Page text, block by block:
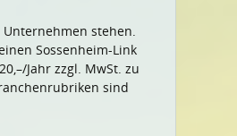
stehen.
einen Sossenheim-Link
Jahr zzgl. MwSt. zu
sind